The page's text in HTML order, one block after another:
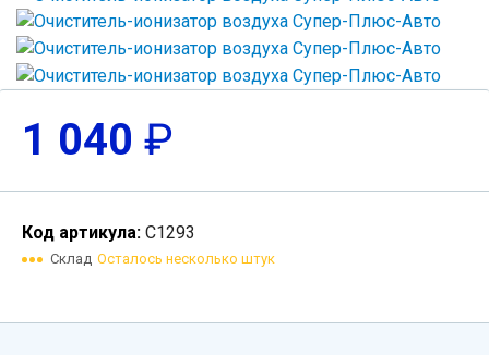
1 040 ₽
Код артикула: С1293
Склад Осталось несколько штук